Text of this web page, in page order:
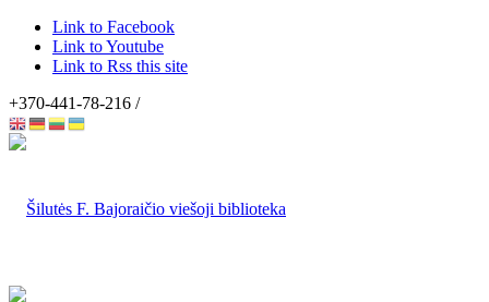
Link to Facebook
Link to Youtube
Link to Rss this site
+370-441-78-216 /